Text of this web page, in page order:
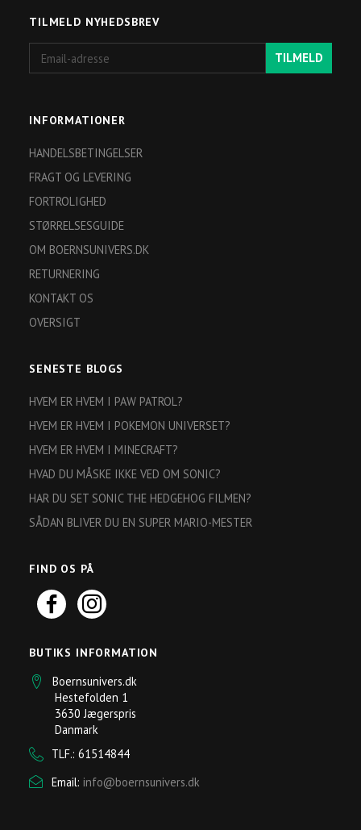
TILMELD NYHEDSBREV
adresse
TILMELD
INFORMATIONER
HANDELSBETINGELSER
FRAGT OG LEVERING
FORTROLIGHED
STØRRELSESGUIDE
OM BOERNSUNIVERS.DK
RETURNERING
KONTAKT OS
OVERSIGT
SENESTE BLOGS
HVEM ER HVEM I PAW PATROL?
HVEM ER HVEM I POKEMON UNIVERSET?
HVEM ER HVEM I MINECRAFT?
HVAD DU MÅSKE IKKE VED OM SONIC?
HAR DU SET SONIC THE HEDGEHOG FILMEN?
SÅDAN BLIVER DU EN SUPER MARIO-MESTER
FIND OS PÅ
BUTIKS INFORMATION
Boernsunivers.dk
Hestefolden 1
3630 Jægerspris
Danmark
TLF.: 61514844
Email: info@boernsunivers.dk